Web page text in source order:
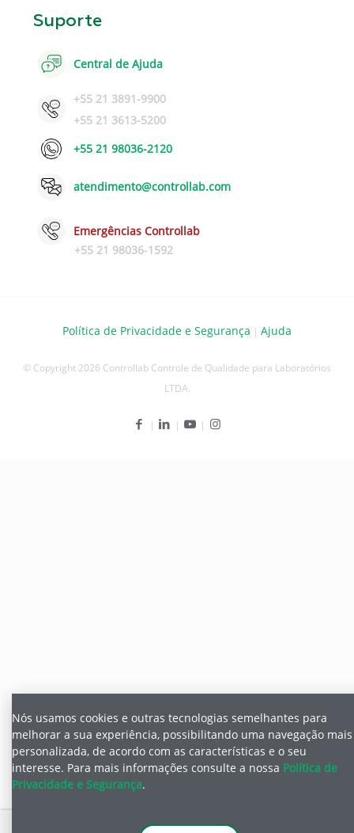
Suporte
Central de Ajuda
+55 21 3891-9900
+55 21 3613-5200
+55 21 98036-2120
atendimento@controllab.com
Emergências Controllab
+55 21 98036-1592
Política de Privacidade e Segurança | Ajuda
© Copyright 2026 Controllab Controle de Qualidade para Laboratórios
LTDA.
Nós usamos cookies e outras tecnologias semelhantes para
melhorar a sua experiência, possibilitando uma navegação mais
personalizada, de acordo com as características e o seu
interesse. Para mais informações consulte a nossa Política de
Privacidade e Segurança.